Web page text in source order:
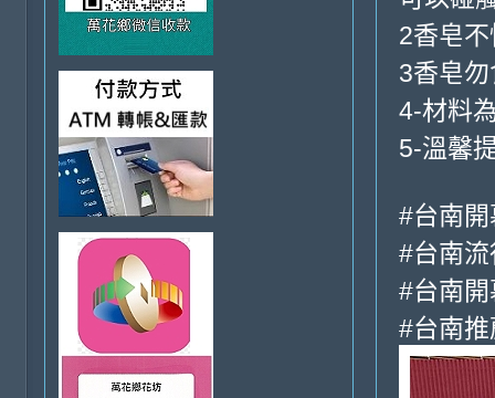
2香皂
3香皂
4-材料
5-溫馨
#台南
#台南
#台南
#台南